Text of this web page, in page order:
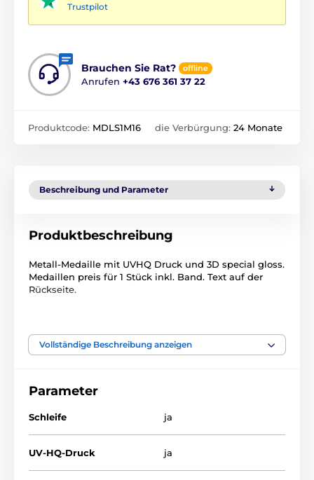
Trustpilot
Brauchen Sie Rat? offline
Anrufen +43 676 361 37 22
Produktcode: MDLS1M16 die Verbürgung: 24 Monate
Beschreibung und Parameter
Produktbeschreibung
Metall-Medaille mit UVHQ Druck und 3D special gloss.
Medaillen preis für 1 Stück inkl. Band. Text auf der
Rückseite.
Wintersport
Metallmedaillen mit Aufdruck
Vollständige Beschreibung anzeigen
Parameter
Schleife ja
UV-HQ-Druck ja